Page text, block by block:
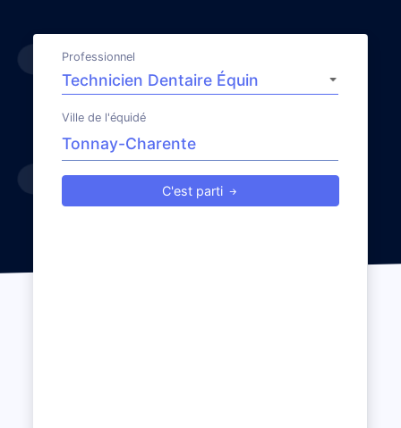
Professionnel
Ville de l'équidé
C'est parti